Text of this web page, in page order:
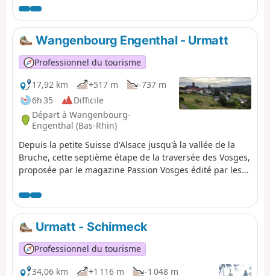
lesquelles figurent un logo VTT Orange ou Rouge
accompagné de la mention TMV (Traversée du Massif
Vosgien). Au cours de ces étapes, on peut avoir une
vision complète de la région: l'exploitation de la forêt
vosgienne, les châteaux, le vignoble alsacien, les villages
colorés...
Wangenbourg Engenthal - Urmatt
Professionnel du tourisme
17,92 km
+517 m
-737 m
6h 35
Difficile
Départ à Wangenbourg-
Engenthal (Bas-Rhin)
Depuis la petite Suisse d'Alsace jusqu'à la vallée de la
Bruche, cette septième étape de la traversée des Vosges,
proposée par le magazine Passion Vosges édité par les
du Schneeberg et découvrir les châteaux et la Cascade
du Nideck entre Wangenbourg-Engenthal et Urmatt. Une
étape racontée par Romain Gascon. Tout le trajet se fait
en suivant le Rectangle Rouge, sauf indication contraire.
Urmatt - Schirmeck
Professionnel du tourisme
34,06 km
+1 116 m
-1 048 m